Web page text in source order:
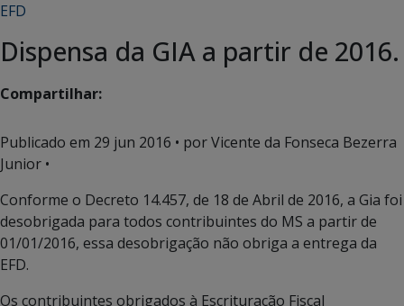
EFD
Dispensa da GIA a partir de 2016.
Compartilhar:
Publicado em 29 jun 2016 • por Vicente da Fonseca Bezerra
Junior •
Conforme o Decreto 14.457, de 18 de Abril de 2016, a Gia foi
desobrigada para todos contribuintes do MS a partir de
01/01/2016, essa desobrigação não obriga a entrega da
EFD.
Os contribuintes obrigados à Escrituração Fiscal